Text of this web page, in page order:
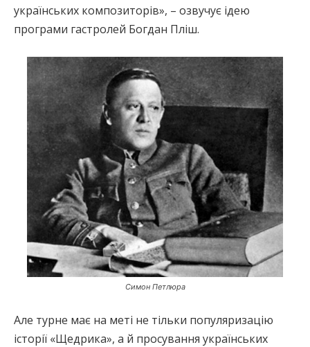
українських композиторів», – озвучує ідею
програми гастролей Богдан Пліш.
Симон Петлюра
Але турне має на меті не тільки популяризацію
історії «Щедрика», а й просування українських